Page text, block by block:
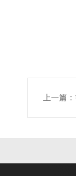
上一篇：